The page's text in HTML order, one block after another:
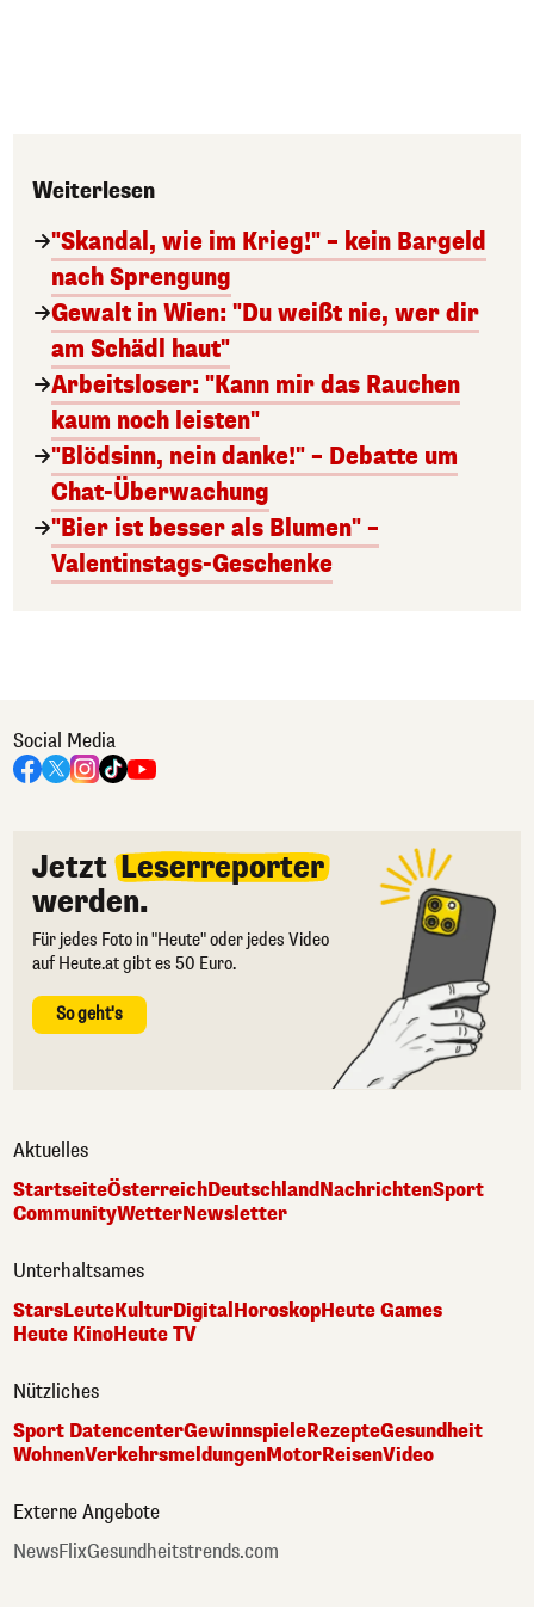
Weiterlesen
"Skandal, wie im Krieg!" – kein Bargeld
nach Sprengung
Gewalt in Wien: "Du weißt nie, wer dir
am Schädl haut"
Arbeitsloser: "Kann mir das Rauchen
kaum noch leisten"
"Blödsinn, nein danke!" – Debatte um
Chat-Überwachung
"Bier ist besser als Blumen" –
Valentinstags-Geschenke
Social Media
Jetzt Leserreporter
werden.
Für jedes Foto in "Heute" oder jedes Video
auf Heute.at gibt es 50 Euro.
So geht's
Aktuelles
StartseiteÖsterreichDeutschlandNachrichtenSport
CommunityWetterNewsletter
Unterhaltsames
StarsLeuteKulturDigital HoroskopHeute Games
Heute KinoHeute TV
Nützliches
Sport DatencenterGewinnspieleRezepteGesundheit
WohnenVerkehrsmeldungenMotorReisenVideo
Externe Angebote
NewsFlixGesundheitstrends.com